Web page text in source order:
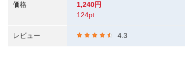
価格
レビュー
1,240円
124pt
4.3